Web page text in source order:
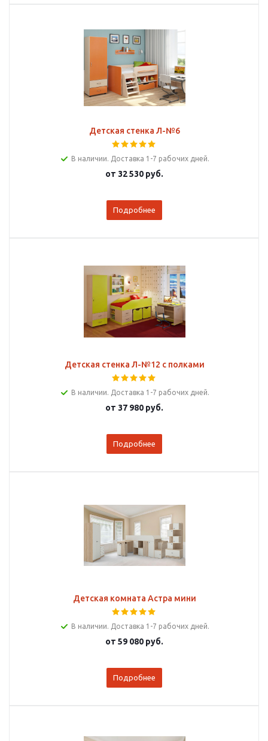
Детская стенка Л-№6
В наличии. Доставка 1-7 рабочих дней.
от 32 530 руб.
Подробнее
Детская стенка Л-№12 с полками
В наличии. Доставка 1-7 рабочих дней.
от 37 980 руб.
Подробнее
Детская комната Астра мини
В наличии. Доставка 1-7 рабочих дней.
от 59 080 руб.
Подробнее